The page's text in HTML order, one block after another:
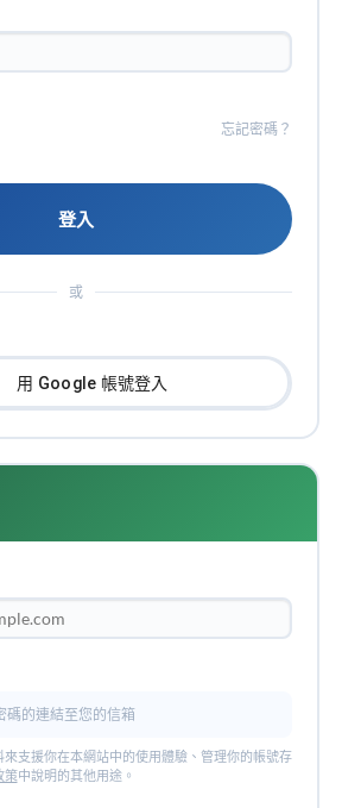
忘記密碼？
登入
用 Google 帳號登入
碼的連結至您的信箱
支援你在本網站中的使用體驗、管理你的帳號存
策中說明的其他用途。